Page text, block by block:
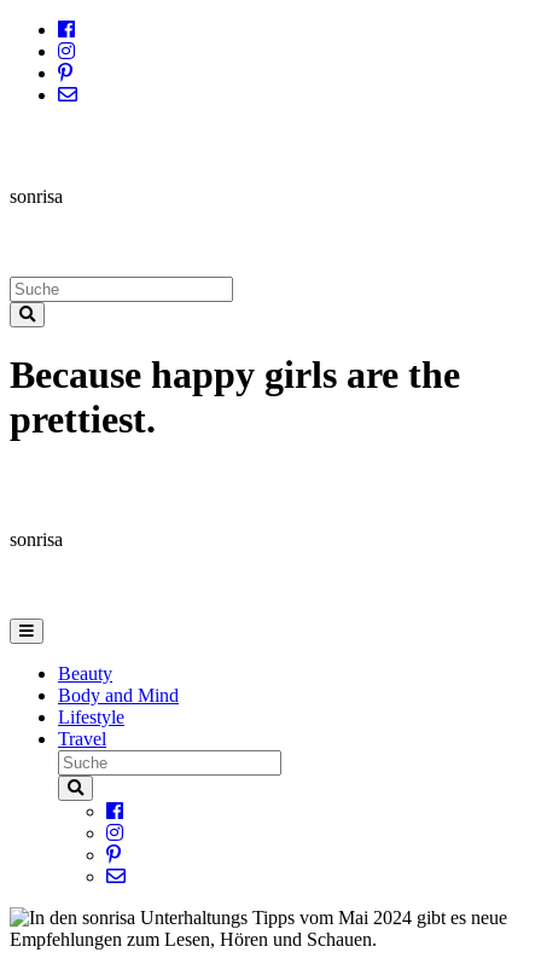
sonrisa
Because happy girls are the
prettiest.
sonrisa
Beauty
Body and Mind
Lifestyle
Travel